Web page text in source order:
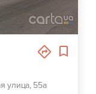
улица, 55а